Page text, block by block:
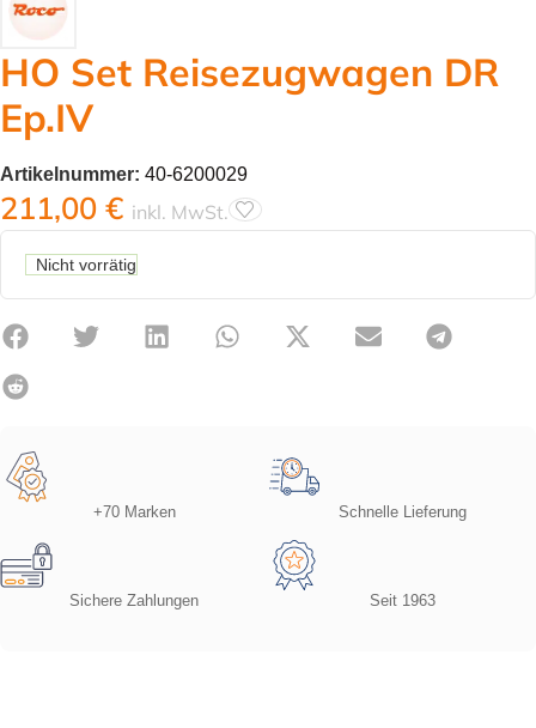
HO Set Reisezugwagen DR
Ep.IV
Artikelnummer: 40-6200029
211,00 € inkl. MwSt.
Nicht vorrätig
+70 Marken Schnelle Lieferung
Sichere Zahlungen Seit 1963